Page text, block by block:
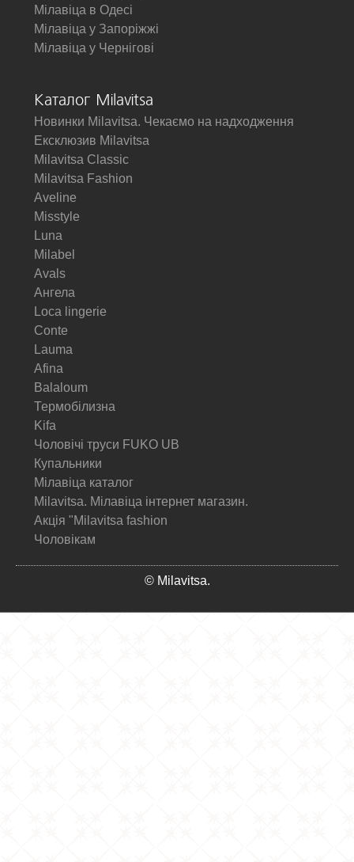
Мілавіца в Одесі
Мілавіца у Запоріжжі
Мілавіца у Чернігові
Каталог Milavitsa
Новинки Milavitsa. Чекаємо на надходження
Ексклюзив Milavitsa
Milavitsa Classic
Milavitsa Fashion
Aveline
Misstyle
Luna
Milabel
Avals
Ангела
Loca lingerie
Conte
Lauma
Afina
Balaloum
Термобілизна
Kifa
Чоловічі труси FUKO UB
Купальники
Мілавіца каталог
Milavitsa. Мілавіца інтернет магазин.
Акція "Milavitsa fashion
Чоловікам
© Milavitsa.